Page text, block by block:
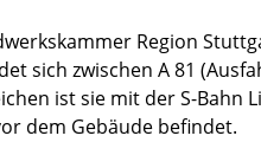
Region
sich zwischen A 81
ist sie mit der S-Bahn
dem Gebäude befindet.